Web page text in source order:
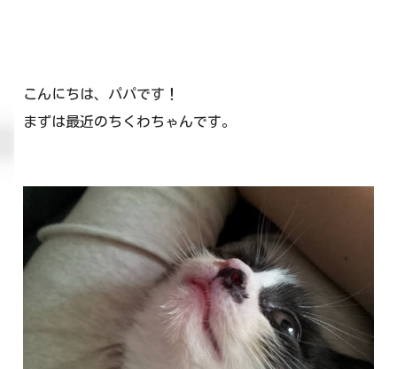
こんにちは、パパです！
まずは最近のちくわちゃんです。